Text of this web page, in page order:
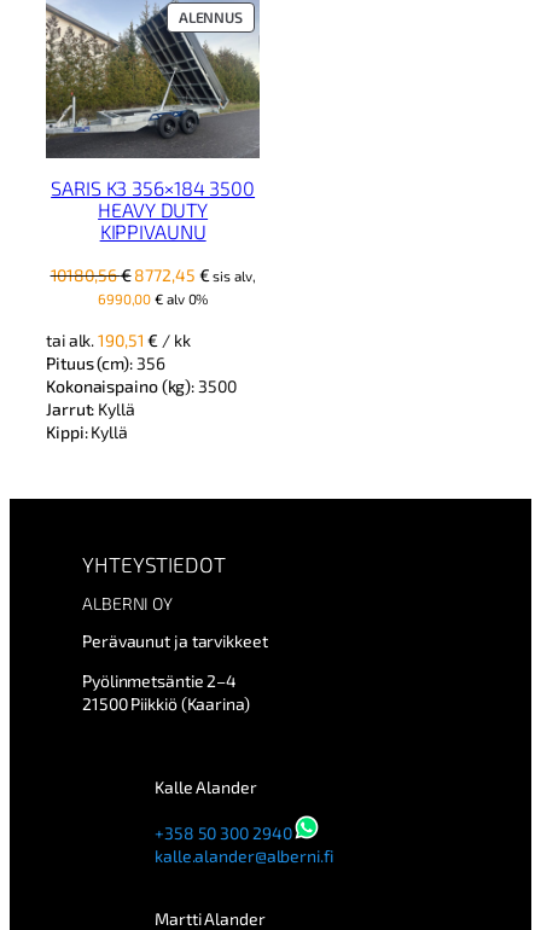
ALENNUSTUOTE
ALENNUKSESSA
SARIS K3 356×184 3500
HEAVY DUTY
KIPPIVAUNU
10180,56€ Alkuperäinen
hinta
10180,56 €.
8772,45 €Nykyinen
sis alv,
6990,00€ alv 0%
tai alk.190,51€ / kk
Pituus (cm): 356
Kokonaispaino (kg): 3500
Jarrut: Kyllä
Kippi:Kyllä
YHTEYSTIEDOT
ALBERNI OY
Perävaunut ja tarvikkeet
Pyölinmetsäntie 2–4
21500 Piikkiö (Kaarina)
Kalle Alander
+358 50 300 2940
kalle.alander@alberni.fi
Martti Alander